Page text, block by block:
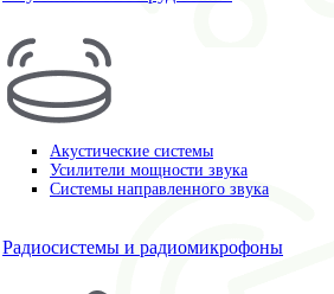
Акустические системы
Усилители мощности звука
Системы направленного звука
Радиосистемы и радиомикрофоны